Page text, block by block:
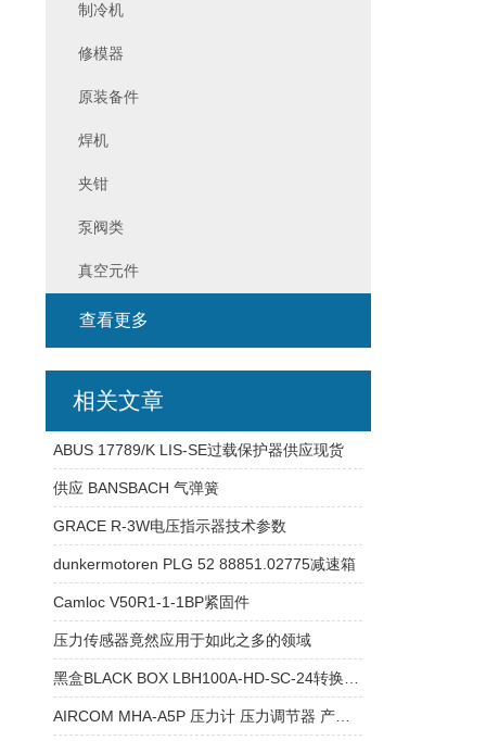
制冷机
修模器
原装备件
焊机
夹钳
泵阀类
真空元件
查看更多
相关文章
ABUS 17789/K LIS-SE过载保护器供应现货
供应 BANSBACH 气弹簧
GRACE R-3W电压指示器技术参数
dunkermotoren PLG 52 88851.02775减速箱
Camloc V50R1-1-1BP紧固件
压力传感器竟然应用于如此之多的领域